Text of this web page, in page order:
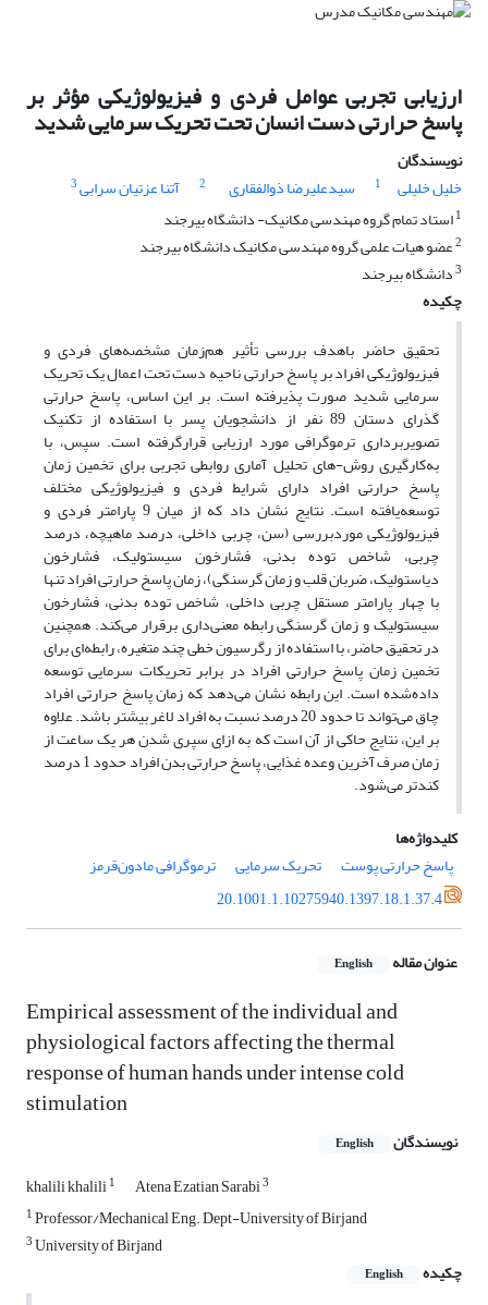
ارزیابی تجربی عوامل فردی و فیزیولوژیکی مؤثر بر
پاسخ حرارتی دست انسان تحت تحریک سرمایی شدید
نویسندگان
خلیل خلیلی
1 سیدعلیرضا ذوالفقاری 2 آتنا عزتیان سرابی3
1استاد تمام گروه مهندسی مکانیک- دانشگاه بیرجند
2عضو هیات علمی گروه مهندسی مکانیک دانشگاه بیرجند
3دانشگاه بیرجند
چکیده
تحقیق حاضر باهدف بررسی تأثیر هم‌زمان مشخصه‌های فردی و
فیزیولوژیکی افراد بر پاسخ حرارتی ناحیه دست تحت اعمال یک تحریک
سرمایی شدید صورت پذیرفته است. بر این اساس، پاسخ حرارتی
گذرای دستان 89 نفر از دانشجویان پسر با استفاده از تکنیک
تصویربرداری ترموگرافی مورد ارزیابی قرارگرفته است. سپس، با
به‌کارگیری روش-های تحلیل آماری روابطی تجربی برای تخمین زمان
پاسخ حرارتی افراد دارای شرایط فردی و فیزیولوژیکی مختلف
توسعه‌یافته است. نتایج نشان داد که از میان 9 پارامتر فردی و
فیزیولوژیکی موردبررسی (سن، چربی داخلی، درصد ماهیچه، درصد
چربی، شاخص توده بدنی، فشارخون سیستولیک، فشارخون
دیاستولیک، ضربان قلب و زمان گرسنگی)، زمان پاسخ حرارتی افراد تنها
با چهار پارامتر مستقل چربی داخلی، شاخص توده بدنی، فشارخون
سیستولیک و زمان گرسنگی رابطه معنی‌داری برقرار می‌کند. همچنین
در تحقیق حاضر، با استفاده از رگرسیون خطی چند متغیره، رابطه‌ای برای
تخمین زمان پاسخ حرارتی افراد در برابر تحریکات سرمایی توسعه
داده‌شده است. این رابطه نشان می‌دهد که زمان پاسخ حرارتی افراد
چاق می‌تواند تا حدود 20 درصد نسبت به افراد لاغر بیشتر باشد. علاوه
بر این، نتایج حاکی از آن است که به ازای سپری شدن هر یک ساعت از
زمان صرف آخرین وعده غذایی، پاسخ حرارتی بدن افراد حدود 1 درصد
کندتر می‌شود.
کلیدواژه‌ها
پاسخ حرارتی پوست
تحریک سرمایی
ترموگرافی مادون‌قرمز
20.1001.1.10275940.1397.18.1.37.4
عنوان مقاله English
Empirical assessment of the individual and
physiological factors affecting the thermal
response of human hands under intense cold
stimulation
نویسندگان English
khalili khalili1 Atena Ezatian Sarabi3
1Professor/Mechanical Eng. Dept-University of Birjand
3University of Birjand
چکیده
English